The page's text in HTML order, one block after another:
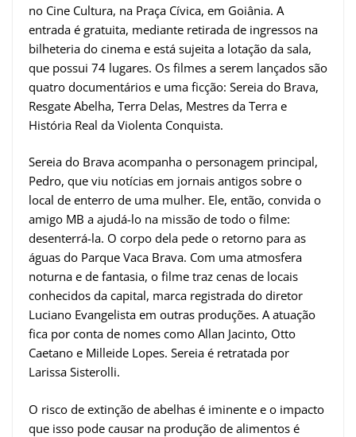
no Cine Cultura, na Praça Cívica, em Goiânia. A
entrada é gratuita, mediante retirada de ingressos na
bilheteria do cinema e está sujeita a lotação da sala,
que possui 74 lugares. Os filmes a serem lançados são
quatro documentários e uma ficção: Sereia do Brava,
Resgate Abelha, Terra Delas, Mestres da Terra e
História Real da Violenta Conquista.
Sereia do Brava acompanha o personagem principal,
Pedro, que viu notícias em jornais antigos sobre o
local de enterro de uma mulher. Ele, então, convida o
amigo MB a ajudá-lo na missão de todo o filme:
desenterrá-la. O corpo dela pede o retorno para as
águas do Parque Vaca Brava. Com uma atmosfera
noturna e de fantasia, o filme traz cenas de locais
conhecidos da capital, marca registrada do diretor
Luciano Evangelista em outras produções. A atuação
fica por conta de nomes como Allan Jacinto, Otto
Caetano e Milleide Lopes. Sereia é retratada por
Larissa Sisterolli.
O risco de extinção de abelhas é iminente e o impacto
que isso pode causar na produção de alimentos é